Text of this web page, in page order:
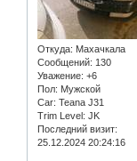
Откуда: Махачкала
Сообщений: 130
Уважение: +6
Пол: Мужской
Car: Teana J31
Trim Level: JK
Последний визит:
25.12.2024 20:24:16